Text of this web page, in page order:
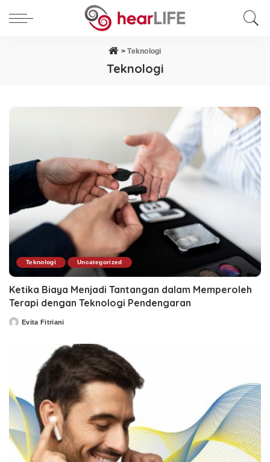
>Teknologi
Teknologi
Teknologi Uncategorized
Ketika Biaya Menjadi Tantangan dalam Memperoleh
Terapi dengan Teknologi Pendengaran
PostedEvita Fitriani